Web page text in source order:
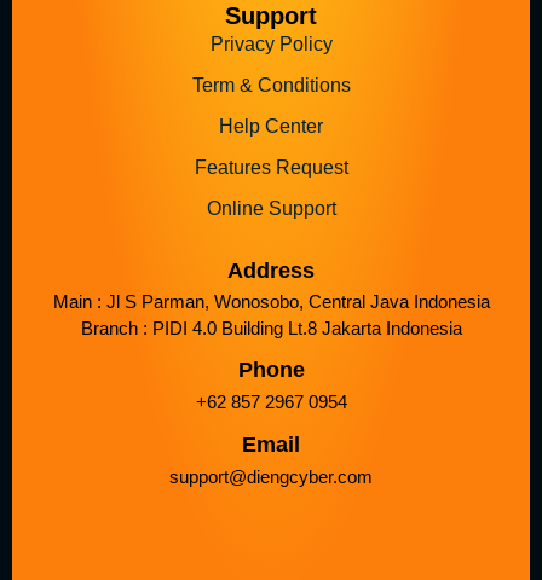
Support
Privacy Policy
Term & Conditions
Help Center
Features Request
Online Support
Address
Main : Jl S Parman, Wonosobo, Central Java Indonesia
Branch : PIDI 4.0 Building Lt.8 Jakarta Indonesia
Phone
+62 857 2967 0954
Email
support@diengcyber.com